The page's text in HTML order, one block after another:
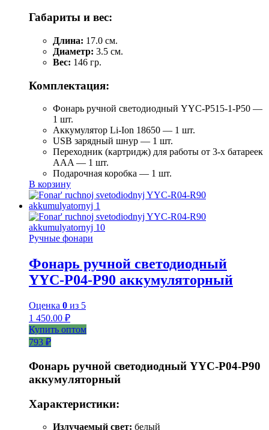
Габариты и вес:
Длина: 17.0 см.
Диаметр: 3.5 см.
Вес: 146 гр.
Комплектация:
Фонарь ручной светодиодный YYC-Р515-1-Р50 —
1 шт.
Аккумулятор Li-Ion 18650 — 1 шт.
USB зарядный шнур — 1 шт.
Переходник (картридж) для работы от 3-х батареек
AAA — 1 шт.
Подарочная коробка — 1 шт.
В корзину
Ручные фонари
Фонарь ручной светодиодный
YYC-P04-P90 аккумуляторный
Оценка 0 из 5
1 450.00 ₽
Купить оптом
793 ₽
Фонарь ручной светодиодный YYC-Р04-Р90
аккумуляторный
Характеристики:
Излучаемый свет: белый